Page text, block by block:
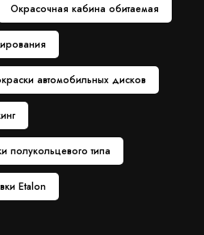
Окрасочная кабина обитаемая
автомобильных дисков
полукольцевого типа
Etalon